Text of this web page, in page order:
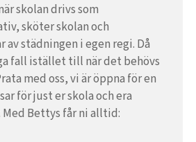
skolan drivs som
sköter skolan och
av städningen i egen regi. Då
fall istället till när det behövs
med oss, vi är öppna för en
för just er skola och era
Bettys får ni alltid: